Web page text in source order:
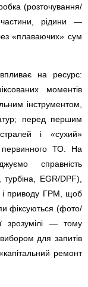
(розточування/
рідини —
«плаваючих» сум
на ресурс:
моментів
інструментом,
перед першим
і «сухий»
ТО. На
справність
EGR/DPF),
приводу ГРМ, щоб
фіксуються (фото/
зрозумілі — тому
для запитів
ремонт